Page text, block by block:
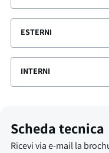
ESTERNI
INTERNI
Scheda tecnica
Ricevi via e-mail la